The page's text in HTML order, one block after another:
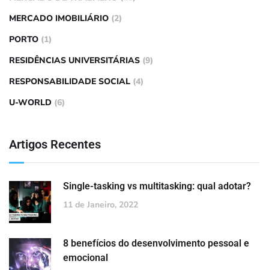
MERCADO IMOBILIÁRIO (2)
PORTO (1)
RESIDÊNCIAS UNIVERSITÁRIAS (9)
RESPONSABILIDADE SOCIAL (4)
U-WORLD (6)
Artigos Recentes
Single-tasking vs multitasking: qual adotar?
11 de Janeiro, 2022
8 benefícios do desenvolvimento pessoal e
emocional